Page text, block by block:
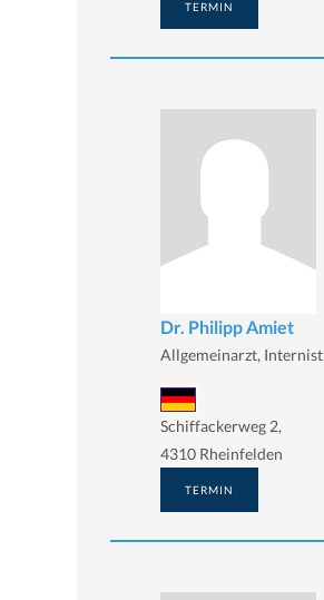
TERMIN
Dr. Philipp Amiet
Allgemeinarzt, Internist
Schiffackerweg 2,
4310 Rheinfelden
TERMIN